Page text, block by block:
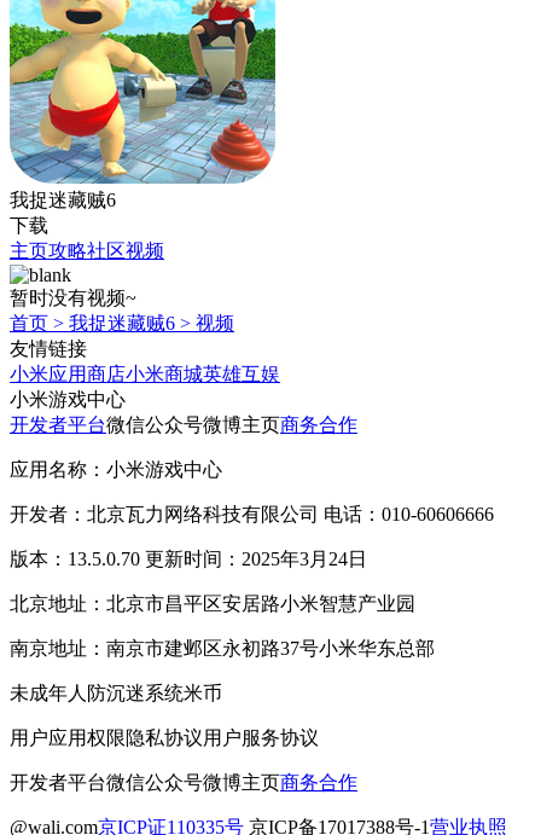
我捉迷藏贼6
下载
主页攻略社区视频
暂时没有视频~
首页 > 我捉迷藏贼6 > 视频
友情链接
小米应用商店小米商城英雄互娱
小米游戏中心
开发者平台微信公众号微博主页商务合作
应用名称：小米游戏中心
开发者：北京瓦力网络科技有限公司 电话：010-60606666
版本：13.5.0.70 更新时间：2025年3月24日
北京地址：北京市昌平区安居路小米智慧产业园
南京地址：南京市建邺区永初路37号小米华东总部
未成年人防沉迷系统米币
用户应用权限隐私协议用户服务协议
开发者平台微信公众号微博主页商务合作
@wali.com京ICP证110335号 京ICP备17017388号-1营业执照